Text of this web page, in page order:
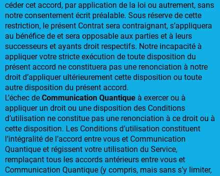
céder cet accord, par application de la loi ou autrement, sans
notre consentement écrit préalable. Sous réserve de cette
restriction, le présent Contrat sera contraignant, s’appliquera
au bénéfice de et sera opposable aux parties et à leurs
successeurs et ayants droit respectifs. Notre incapacité à
appliquer votre stricte exécution de toute disposition du
présent accord ne constituera pas une renonciation à notre
droit d’appliquer ultérieurement cette disposition ou toute
autre disposition du présent accord.
L’échec de Communication Quantique à exercer ou à
appliquer un droit ou une disposition des Conditions
d’utilisation ne constitue pas une renonciation à ce droit ou à
cette disposition. Les Conditions d’utilisation constituent
l’intégralité de l’accord entre vous et Communication
Quantique et régissent votre utilisation du Service,
remplaçant tous les accords antérieurs entre vous et
Communication Quantique (y compris, mais sans s’y limiter,